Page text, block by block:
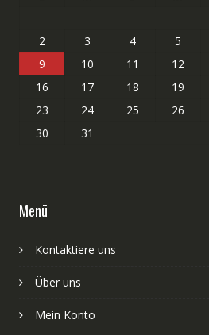
2
3 4 5
9
10 11 12
16
17 18 19
23
24 25 26
30
31
Menü
Kontaktiere uns
Über uns
Mein Konto